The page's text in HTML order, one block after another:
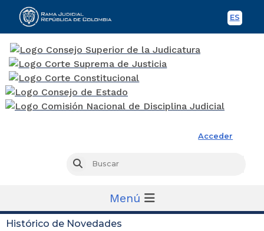
ES
Acceder
Buscar
Menú
Histórico de Novedades